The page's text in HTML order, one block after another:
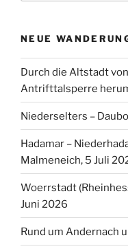
NEUE
Durch die Altstadt
Antrifttalsperre
Niederselters –
Hadamar –
Malmeneich, 5 Juli
Woerrstadt
Juni 2026
Rund um Andernach